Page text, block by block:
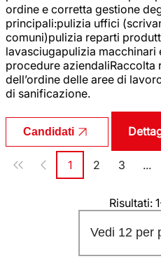
ordine e corretta gestione
principali:pulizia uffici
comuni)pulizia reparti
lavasciugapulizia macchinari
procedure aziendaliRaccolta
dell’ordine delle aree di
di sanificazione.
Candidati
Paginazione
Pagina
1 Pagina
2 Pagina
3 ...
Risultati:
Vedi 12 per